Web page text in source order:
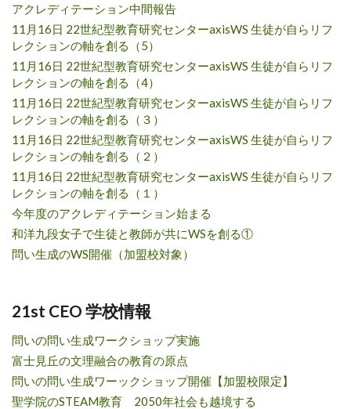
アクレディテーション中間報告
11月16日 22世紀型教育研究センターaxisWS 生徒が自らリフ
レクションの軸を創る（5）
11月16日 22世紀型教育研究センターaxisWS 生徒が自らリフ
レクションの軸を創る（4）
11月16日 22世紀型教育研究センターaxisWS 生徒が自らリフ
レクションの軸を創る（３）
11月16日 22世紀型教育研究センターaxisWS 生徒が自らリフ
レクションの軸を創る（２）
11月16日 22世紀型教育研究センターaxisWS 生徒が自らリフ
レクションの軸を創る（１）
今年度のアクレディテーション始まる
和洋九段女子で生徒と教師が共にWSを創る①
問い生成のWS開催（加盟校対象）
21st CEO 学校情報
問いの問い生成ワークショップ実施
富士見丘の文理融合の教育の原点
問いの問い生成ワーックショップ開催【加盟校限定】
聖学院のSTEAM教育 2050年社会も越境する